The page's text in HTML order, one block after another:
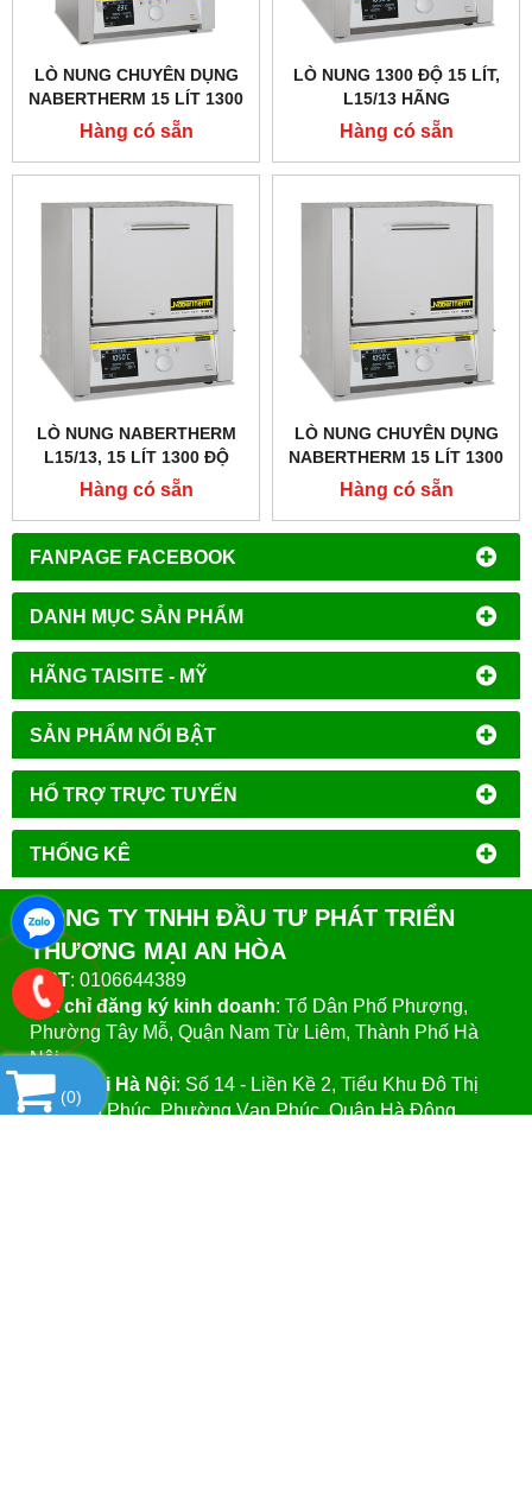
FANPAGE FACEBOOK
DANH MỤC SẢN PHẨM
HÃNG TAISITE - MỸ
SẢN PHẨM NỔI BẬT
HỔ TRỢ TRỰC TUYẾN
THỐNG KÊ
LÒ NUNG CHUYÊN DỤNG
NABERTHERM 15 LÍT 1300
ĐỘ, CỬA LẬT LÊN
Hàng có sẵn
LÒ NUNG 1300 ĐỘ 15 LÍT,
L15/13 HÃNG
NABERTHERM - ĐỨC
Hàng có sẵn
LÒ NUNG NABERTHERM
L15/13, 15 LÍT 1300 ĐỘ
Hàng có sẵn
LÒ NUNG CHUYÊN DỤNG
NABERTHERM 15 LÍT 1300
ĐỘ
Hàng có sẵn
CÔNG TY TNHH ĐẦU TƯ PHÁT TRIỂN
THƯƠNG MẠI AN HÒA
MST: 0106644389
Địa chỉ đăng ký kinh doanh: Tổ Dân Phố Phượng,
Phường Tây Mỗ, Quận Nam Từ Liêm, Thành Phố Hà
Nội.
VPGD tại Hà Nội: Số 14 - Liền Kề 2, Tiểu Khu Đô Thị
Mới Vạn Phúc, Phường Vạn Phúc, Quận Hà Đông,
(0)